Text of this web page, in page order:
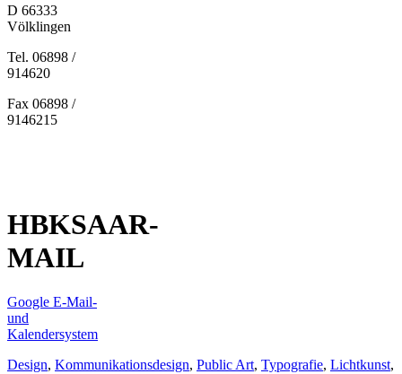
D 66333
Völklingen
Tel. 06898 /
914620
Fax 06898 /
9146215
HBKSAAR-
MAIL
Google E-Mail-
und
Kalendersystem
Design, Kommunikationsdesign, Public Art, Typografie, Lichtkunst,